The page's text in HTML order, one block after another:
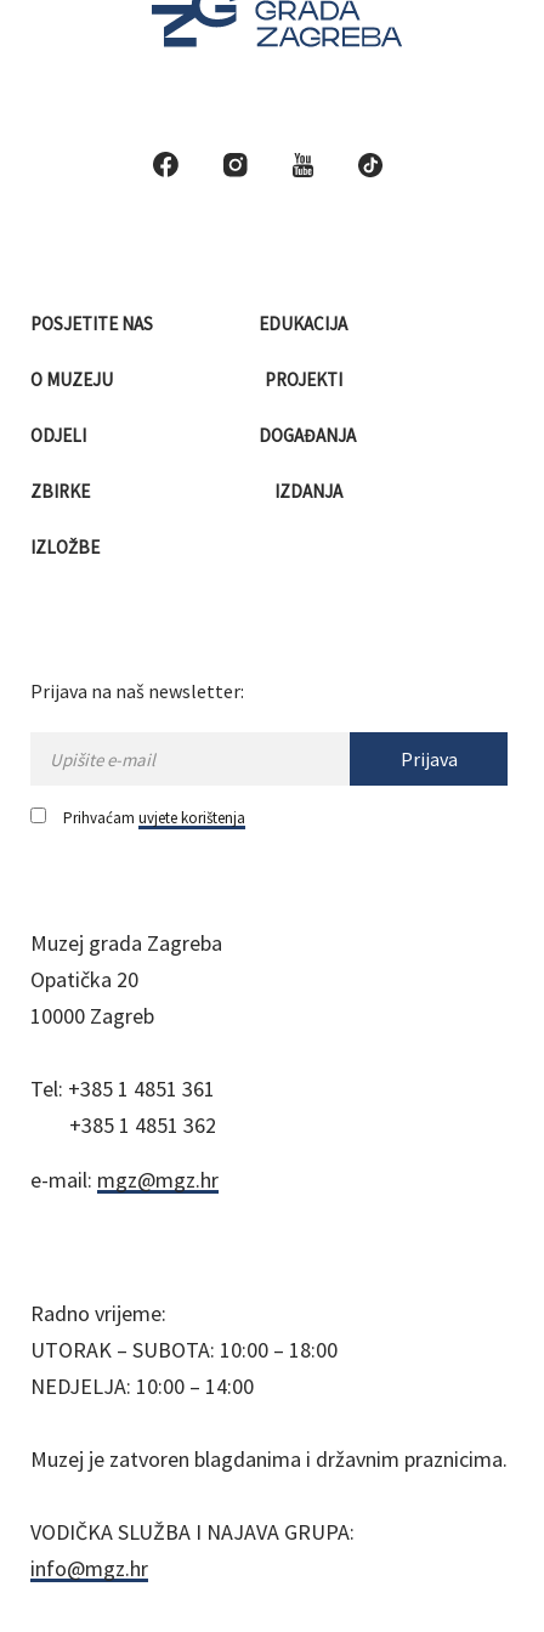
POSJETITE NAS
O MUZEJU
ODJELI
ZBIRKE
IZLOŽBE
EDUKACIJA
PROJEKTI
DOGAĐANJA
IZDANJA
Prijava na naš newsletter:
Prijava
Prihvaćam uvjete korištenja
Muzej grada Zagreba
Opatička 20
10000 Zagreb
Tel: +385 1 4851 361
+385 1 4851 362
e-mail: mgz@mgz.hr
Radno vrijeme:
UTORAK – SUBOTA: 10:00 – 18:00
NEDJELJA: 10:00 – 14:00
Muzej je zatvoren blagdanima i državnim praznicima.
VODIČKA SLUŽBA I NAJAVA GRUPA:
info@mgz.hr